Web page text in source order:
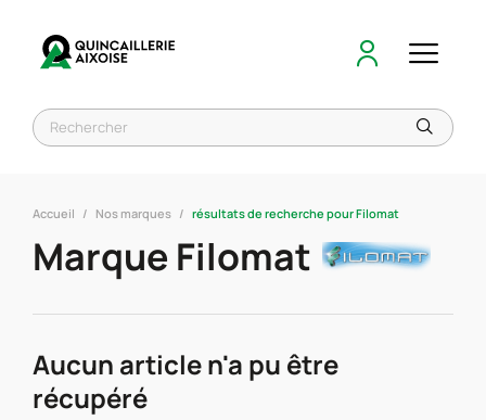
Accueil Nos marques résultats de recherche pour Filomat
Marque Filomat
Aucun article n'a pu être
récupéré